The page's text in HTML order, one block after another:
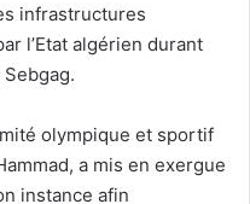
infrastructures
l’Etat algérien durant
olympique et sportif
a mis en exergue
instance afin